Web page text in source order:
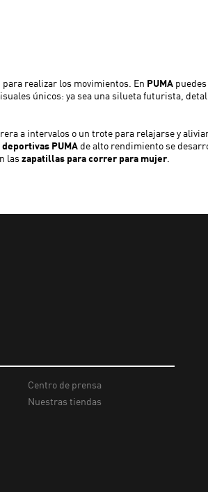
realizar los movimientos. En PUMA
únicos: ya sea una silueta futurista,
a intervalos o un trote para relajarse y
PUMA de alto rendimiento se
las zapatillas para correr para mujer.